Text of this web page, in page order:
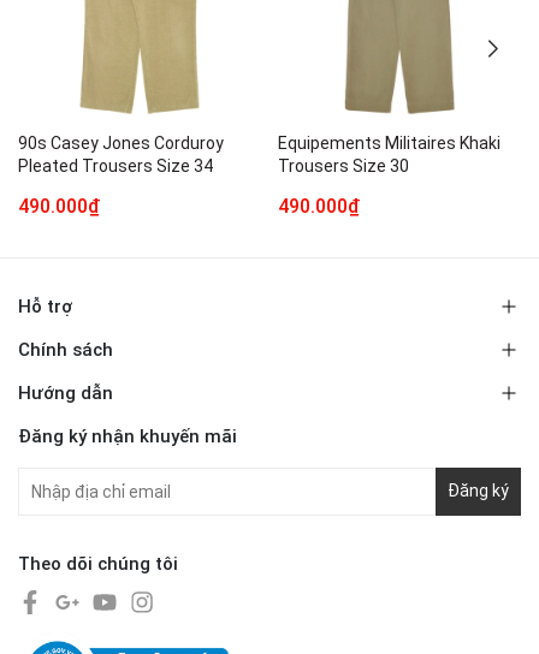
90s Casey Jones Corduroy
Pleated Trousers Size 34
490.000₫
Equipements Militaires Khaki
Trousers Size 30
490.000₫
Hỗ trợ
Chính sách
Hướng dẫn
Đăng ký nhận khuyến mãi
Đăng ký
Theo dõi chúng tôi